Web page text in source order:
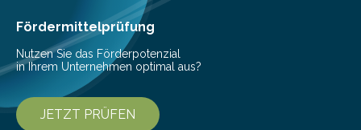
Ergebnisse wurden in…
Fördermittelprüfung
Nutzen Sie das Förderpotenzial
in Ihrem Unternehmen optimal aus?
JETZT PRÜFEN